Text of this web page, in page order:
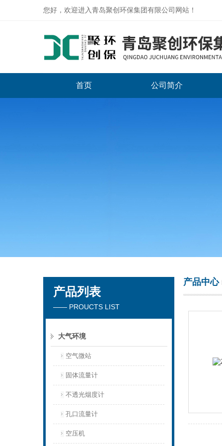
您好，欢迎进入青岛聚创环保集团有限公司网站！
首页 公司简介
产品列表
—— PROUCTS LIST
大气环境
空气微站
固体流量计
不透光烟度计
孔口流量计
空压机
产品中心